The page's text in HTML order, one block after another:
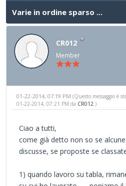
Varie in ordine sparso ...
CR012
Member
01-22-2014, 07:19 PM (Questo messaggio è
01-22-2014, 07:21 PM da CR012 .)
Ciao a tutti,
come già detto non so se
discusse, se proposte se
1) quando lavoro su tabla,